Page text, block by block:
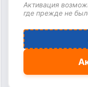
Активация
где прежде не